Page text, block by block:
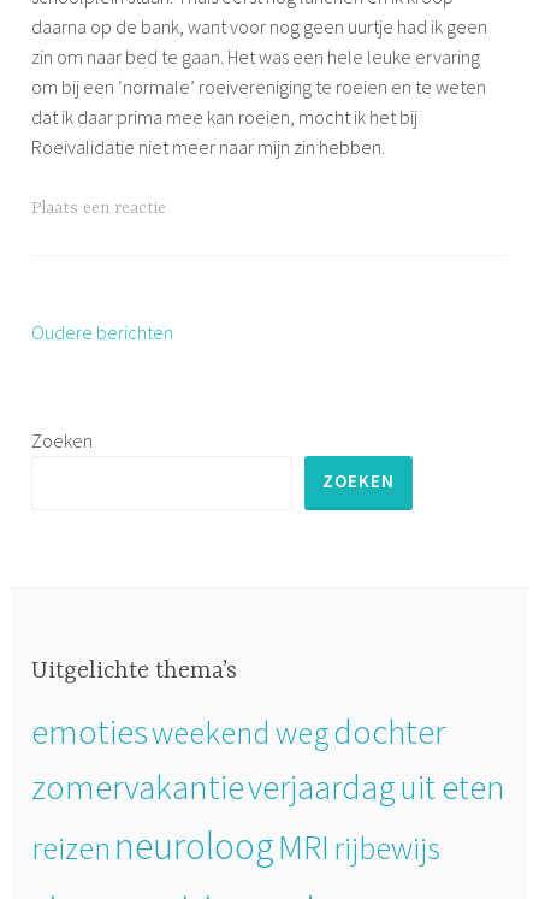
daarna op de bank, want voor nog geen uurtje had ik geen
zin om naar bed te gaan. Het was een hele leuke ervaring
om bij een ‘normale’ roeivereniging te roeien en te weten
dat ik daar prima mee kan roeien, mocht ik het bij
Roeivalidatie niet meer naar mijn zin hebben.
G
g
r
Plaats een reactie
Berichten
Oudere berichten
Zoeken
ZOEKEN
Uitgelichte thema’s
emotiesweekend wegdochter
zomervakantieverjaardaguit eten
reizen neuroloogMRI rijbewijs